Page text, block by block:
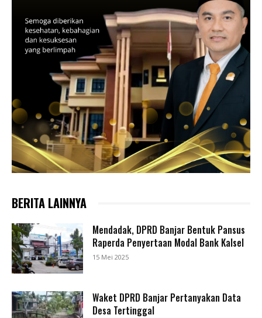
BERITA LAINNYA
Mendadak, DPRD Banjar Bentuk Pansus
Raperda Penyertaan Modal Bank Kalsel
15 Mei 2025
Waket DPRD Banjar Pertanyakan Data
Desa Tertinggal